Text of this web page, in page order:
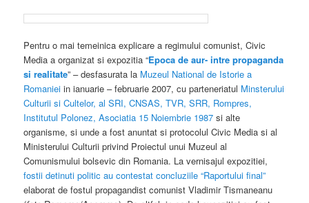
Pentru o mai temeinica explicare a regimului comunist, Civic
Media a organizat si expozitia “Epoca de aur- intre propaganda
si realitate” – desfasurata la Muzeul National de Istorie a
Romanieiin ianuarie – februarie 2007, cu parteneriatul Minsterului
Culturii si Cultelor, al SRI, CNSAS, TVR, SRR, Rompres,
Institutul Polonez, Asociatia 15 Noiembrie 1987si alte
organisme, si unde a fost anuntat si protocolul Civic Media si al
Ministerului Culturii privind Proiectul unui Muzeul al
Comunismului bolsevic din Romania. La vernisajul expozitiei,
fostii detinuti politic au contestat concluziile “Raportului final”
elaborat de fostul propagandist comunist Vladimir Tismaneanu